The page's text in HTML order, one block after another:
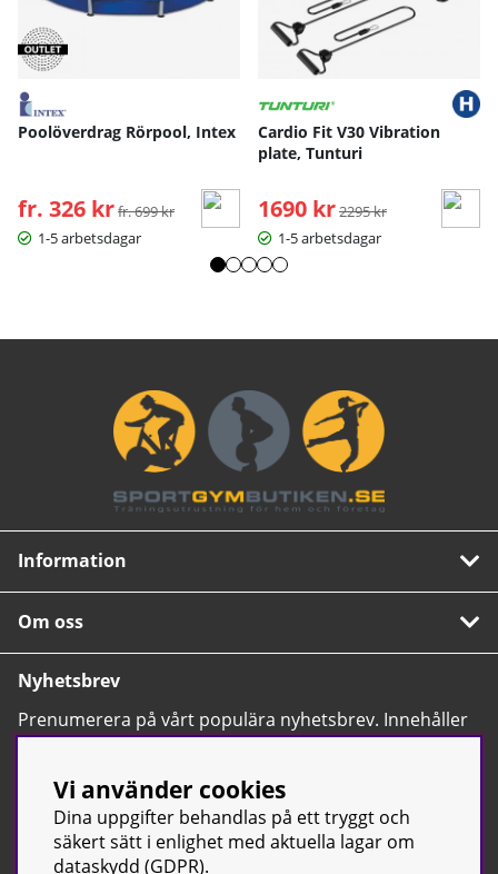
Poolöverdrag Rörpool, Intex
fr. 326 kr Ordinarie pris:
fr. 699 kr
1-5 arbetsdagar
Cardio Fit V30 Vibration
plate, Tunturi
1690 kr Ordinarie pris:
2295 kr
1-5 arbetsdagar
Information
Om oss
Nyhetsbrev
Prenumerera på vårt populära nyhetsbrev. Innehåller
tips, nyheter och våra allra bästa erbjudanden.
Vi använder cookies
Dina uppgifter behandlas på ett tryggt och
säkert sätt i enlighet med aktuella lagar om
dataskydd (GDPR).